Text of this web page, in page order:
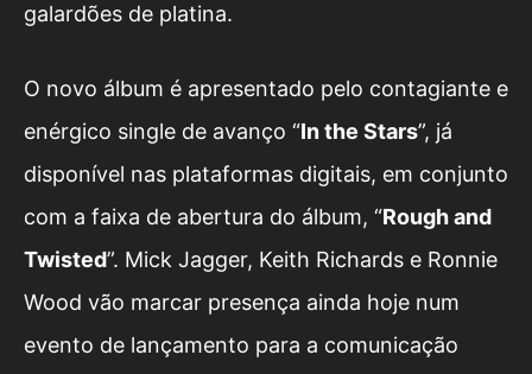
galardões de platina.
O novo álbum é apresentado pelo contagiante e
enérgico single de avanço “In the Stars”, já
disponível nas plataformas digitais, em conjunto
com a faixa de abertura do álbum, “Rough and
Twisted”. Mick Jagger, Keith Richards e Ronnie
Wood vão marcar presença ainda hoje num
evento de lançamento para a comunicação